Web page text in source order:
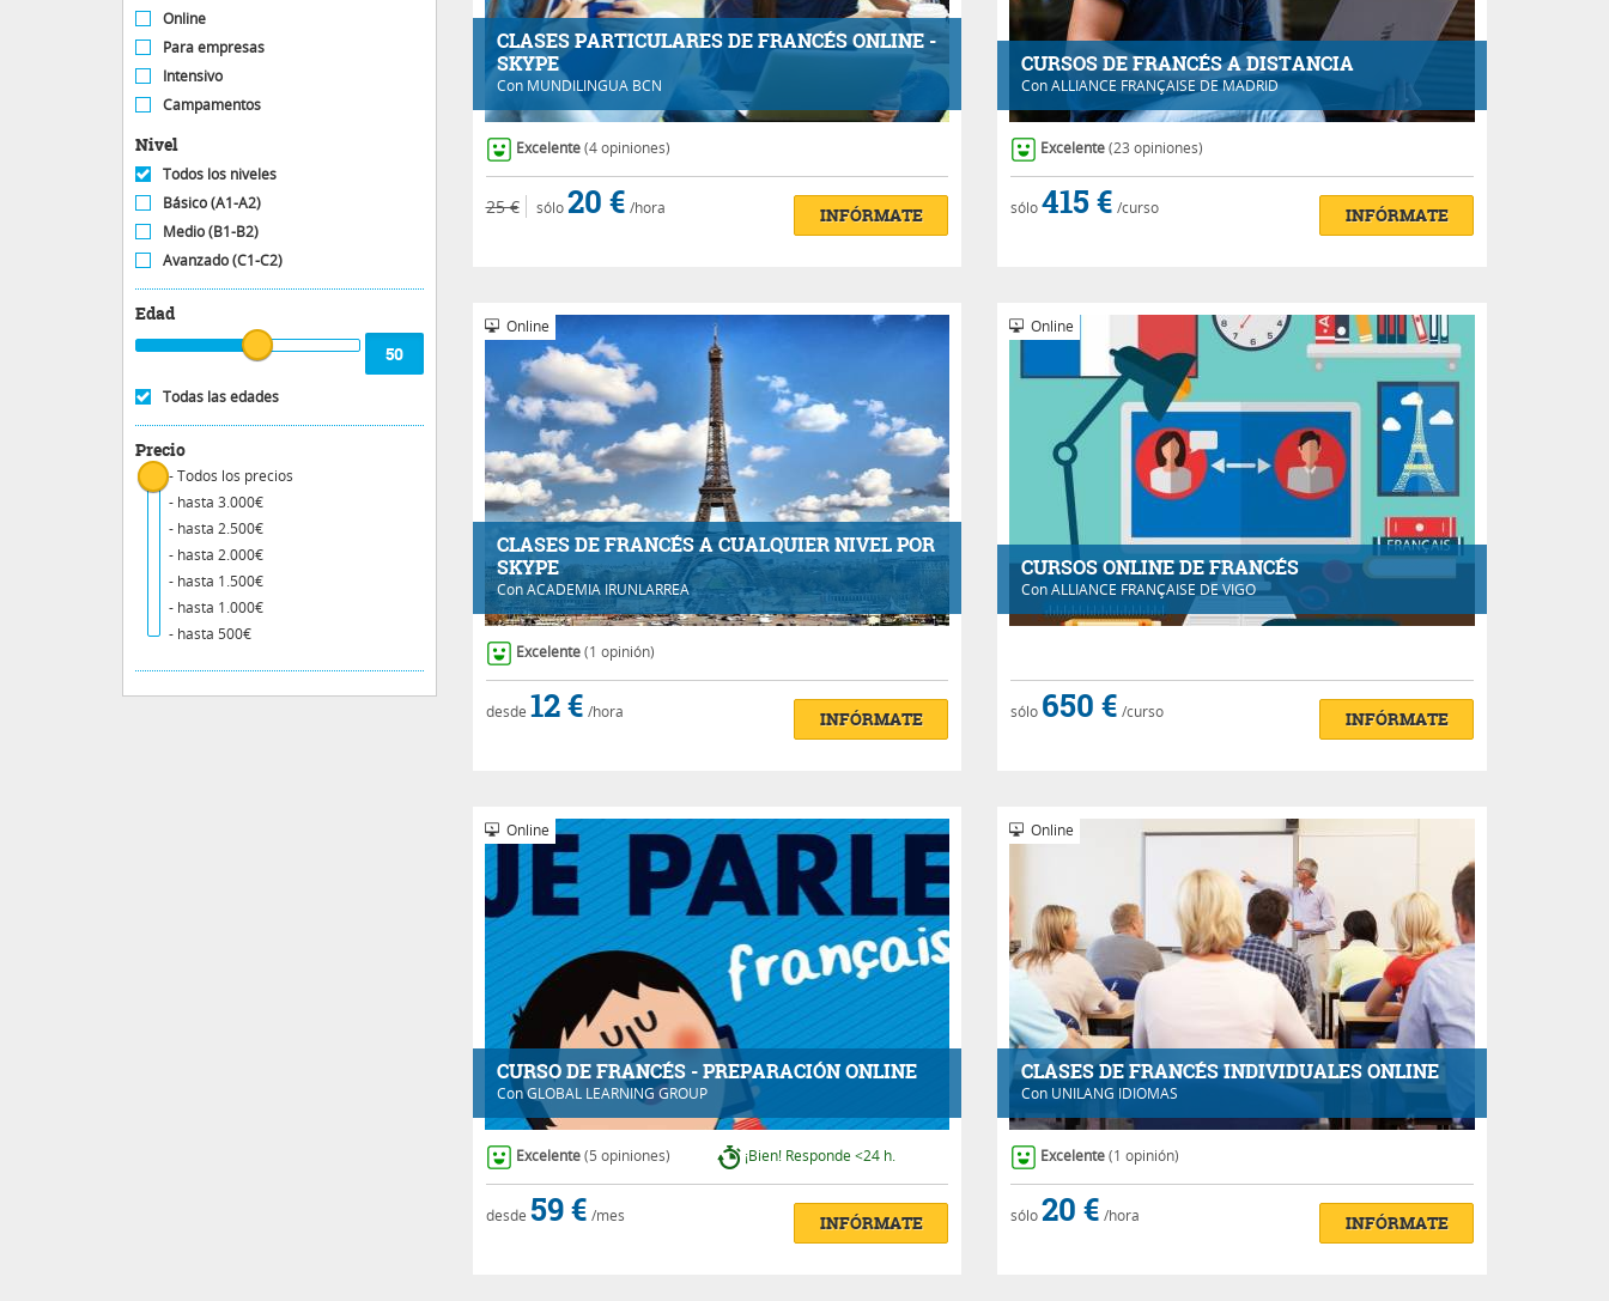
Online
Para empresas
Intensivo
Campamentos
Nivel
Todos los niveles
Básico (A1-A2)
Medio (B1-B2)
Avanzado (C1-C2)
Edad
Todas las edades
Precio
- Todos los precios
- hasta 3.000€
- hasta 2.500€
- hasta 2.000€
- hasta 1.500€
- hasta 1.000€
- hasta 500€
CLASES PARTICULARES DE FRANCÉS ONLINE -
SKYPE
Con MUNDILINGUA BCN
Excelente (4 opiniones)
25 € sólo20 € /hora INFÓRMATE
CURSOS DE FRANCÉS A DISTANCIA
ConALLIANCE FRANÇAISE DE MADRID
Excelente (23 opiniones)
sólo415 € /curso INFÓRMATE
CLASES DE FRANCÉS A CUALQUIER NIVEL POR
SKYPE
ConACADEMIA IRUNLARREA
Online
Excelente (1 opinión)
desde 12 € /hora INFÓRMATE
CURSOS ONLINE DE FRANCÉS
ConALLIANCE FRANÇAISE DE VIGO
Online
sólo 650 € /curso INFÓRMATE
CURSO DE FRANCÉS - PREPARACIÓN ONLINE
ConGLOBAL LEARNING GROUP
Online
Excelente (5 opiniones) ¡Bien! Responde <24 h.
desde 59 € /mes INFÓRMATE
CLASES DE FRANCÉS INDIVIDUALES ONLINE
Con UNILANG IDIOMAS
Online
Excelente (1 opinión)
sólo 20 € /hora INFÓRMATE